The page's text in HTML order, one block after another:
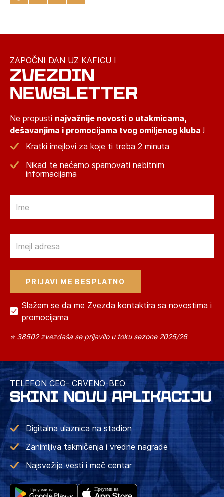
ZAPOČNI DAN UZ KAFICU I
ZVEZDIN
NEWSLETTER
Ne propusti najvažnije novosti o utakmicama,
dešavanjima i promocijama tvog omiljenog kluba !
Kratki imejlovi za koje ti treba 2 minuta
Nikad te nećemo spamovati nebitnim
informacijama
Slažem se da me Zvezda kontaktira sa novostima i
promocijama
⭐ 38502 zvezdaša se prijavilo u toku sezone 2025/26
TELEFON CEO- CRVENO-BEO
SKINI NOVU APLIKACIJU
Digitalna ulaznica na stadion
Zanimljiva takmičenja i vredne nagrade
Najsvežije vesti i meč centar